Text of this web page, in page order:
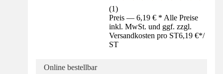
(1)
Preis — 6,19 € * Alle Preise
inkl. MwSt. und ggf. zzgl.
Versandkosten pro ST6,19 €*/
ST
Online bestellbar